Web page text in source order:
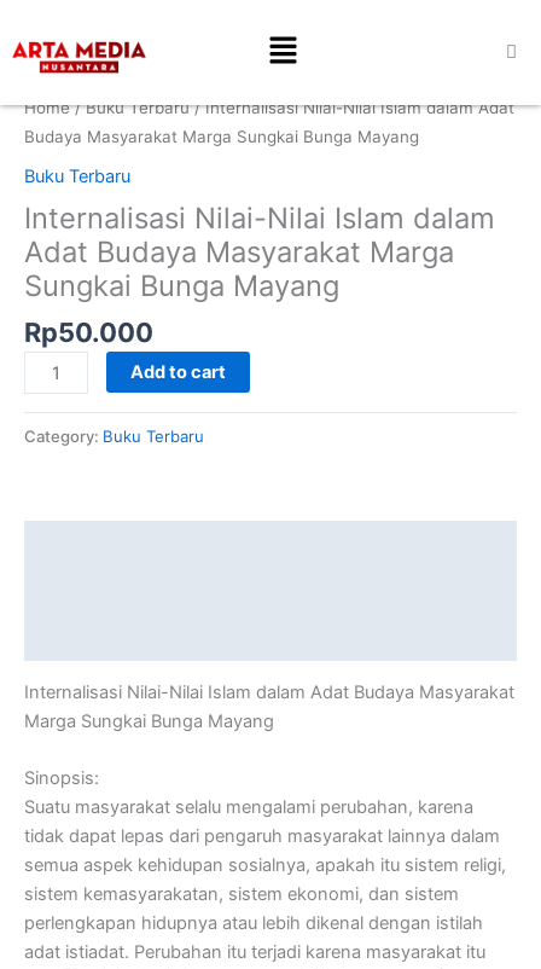
content
Menu
Home/Buku Terbaru/ Internalisasi Nilai-Nilai Islam dalam Adat
Budaya Masyarakat Marga Sungkai Bunga Mayang
Buku Terbaru
Internalisasi Nilai-Nilai Islam dalam
Adat Budaya Masyarakat Marga
Sungkai Bunga Mayang
Rp50.000
Nilai-
Nilai
Islam
dalam
Budaya
Masyarakat
Marga
Sungkai
Bunga
Mayang
quantity
Add to cart
Category: Buku Terbaru
Internalisasi Nilai-Nilai Islam dalam Adat Budaya Masyarakat
Marga Sungkai Bunga Mayang
Sinopsis:
Suatu masyarakat selalu mengalami perubahan, karena
tidak dapat lepas dari pengaruh masyarakat lainnya dalam
semua aspek kehidupan sosialnya, apakah itu sistem religi,
sistem kemasyarakatan, sistem ekonomi, dan sistem
perlengkapan hidupnya atau lebih dikenal dengan istilah
adat istiadat. Perubahan itu terjadi karena masyarakat itu